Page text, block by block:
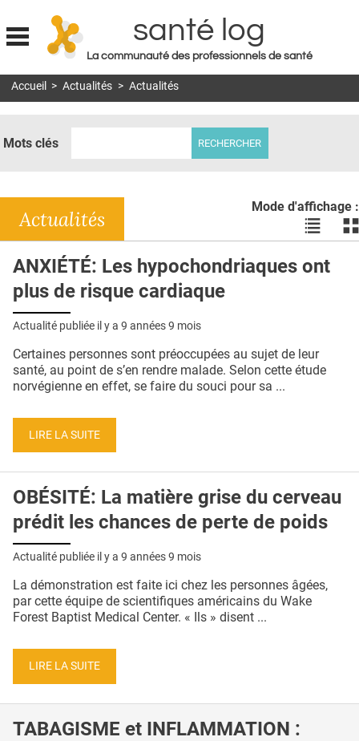
Jump to navigation
santé log
La communauté des professionnels de santé
MON COMPTE
DOSSIERS
RÉSEAUX
E-REVUE SAD
THÉMA
QUI SOMMES-NOUS ?
CONDITIONS GÉNÉRALES
CRÉDITS
Accueil > Actualités > Actualités
Mots clés
Mode d'affichage :
Voir
les
en
les
Actualités
ANXIÉTÉ: Les hypochondriaques ont
plus de risque cardiaque
Actualité publiée il y a 9 années 9 mois
Certaines personnes sont préoccupées au sujet de leur
santé, au point de s’en rendre malade. Selon cette étude
norvégienne en effet, se faire du souci pour sa ...
LIRE LA SUITE
OBÉSITÉ: La matière grise du cerveau
prédit les chances de perte de poids
Actualité publiée il y a 9 années 9 mois
La démonstration est faite ici chez les personnes âgées,
par cette équipe de scientifiques américains du Wake
Forest Baptist Medical Center. « Ils » disent ...
LIRE LA SUITE
TABAGISME et INFLAMMATION :